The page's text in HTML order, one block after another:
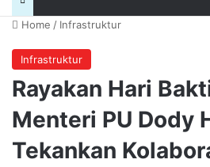
Home / Infrastruktur
Infrastruktur
Rayakan Hari
Menteri PU Dody
Tekankan